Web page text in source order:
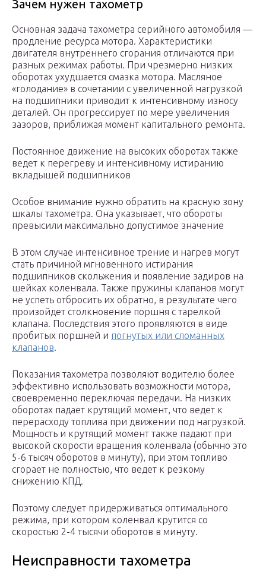
Зачем нужен тахометр
Основная задача тахометра серийного автомобиля —
продление ресурса мотора. Характеристики
двигателя внутреннего сгорания отличаются при
разных режимах работы. При чрезмерно низких
оборотах ухудшается смазка мотора. Масляное
«голодание» в сочетании с увеличенной нагрузкой
на подшипники приводит к интенсивному износу
деталей. Он прогрессирует по мере увеличения
зазоров, приближая момент капитального ремонта.
Постоянное движение на высоких оборотах также
ведет к перегреву и интенсивному истиранию
вкладышей подшипников
Особое внимание нужно обратить на красную зону
шкалы тахометра. Она указывает, что обороты
превысили максимально допустимое значение
В этом случае интенсивное трение и нагрев могут
стать причиной мгновенного истирания
подшипников скольжения и появление задиров на
шейках коленвала. Также пружины клапанов могут
не успеть отбросить их обратно, в результате чего
произойдет столкновение поршня с тарелкой
клапана. Последствия этого проявляются в виде
пробитых поршней и погнутых или сломанных
клапанов.
Показания тахометра позволяют водителю более
эффективно использовать возможности мотора,
своевременно переключая передачи. На низких
оборотах падает крутящий момент, что ведет к
перерасходу топлива при движении под нагрузкой.
Мощность и крутящий момент также падают при
высокой скорости вращения коленвала (обычно это
5-6 тысяч оборотов в минуту), при этом топливо
сгорает не полностью, что ведет к резкому
снижению КПД.
Поэтому следует придерживаться оптимального
режима, при котором коленвал крутится со
скоростью 2-4 тысячи оборотов в минуту.
Неисправности тахометра